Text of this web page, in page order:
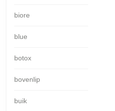
biore
blue
botox
bovenlip
buik